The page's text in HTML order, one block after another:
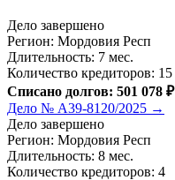
Дело завершено
Регион: Мордовия Респ
Длительность: 7 мес.
Количество кредиторов: 15
Списано долгов: 501 078 ₽
Дело № А39-8120/2025 →
Дело завершено
Регион: Мордовия Респ
Длительность: 8 мес.
Количество кредиторов: 4